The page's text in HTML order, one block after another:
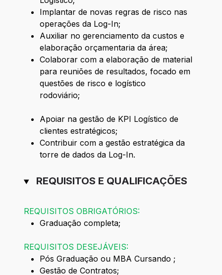
Implantar de novas regras de risco nas
operações da Log-In;
Auxiliar no gerenciamento da custos e
elaboração orçamentaria da área;
Colaborar com a elaboração de material
para reuniões de resultados, focado em
questões de risco e logístico
rodoviário;
Apoiar na gestão de KPI Logístico de
clientes estratégicos;
Contribuir com a gestão estratégica da
torre de dados da Log-In.
REQUISITOS E QUALIFICAÇÕES
REQUISITOS OBRIGATÓRIOS:
Graduação completa;
REQUISITOS DESEJÁVEIS:
Pós Graduação ou MBA Cursando ;
Gestão de Contratos;